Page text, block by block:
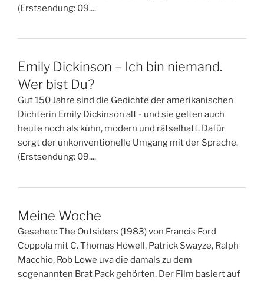
(Erstsendung: 09....
Emily Dickinson – Ich bin niemand.
Wer bist Du?
Gut 150 Jahre sind die Gedichte der amerikanischen
Dichterin Emily Dickinson alt - und sie gelten auch
heute noch als kühn, modern und rätselhaft. Dafür
sorgt der unkonventionelle Umgang mit der Sprache.
(Erstsendung: 09....
Meine Woche
Gesehen: The Outsiders (1983) von Francis Ford
Coppola mit C. Thomas Howell, Patrick Swayze, Ralph
Macchio, Rob Lowe uva die damals zu dem
sogenannten Brat Pack gehörten. Der Film basiert auf